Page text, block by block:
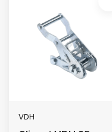
VDH